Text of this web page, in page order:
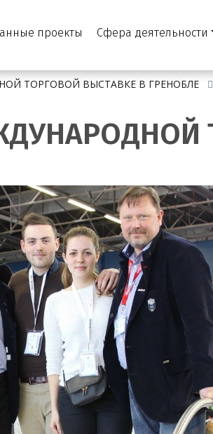
проекты Сфера деятельности
ТОРГОВОЙ ВЫСТАВКЕ В ГРЕНОБЛЕ